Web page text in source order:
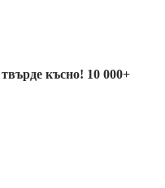
късно! 10 000+